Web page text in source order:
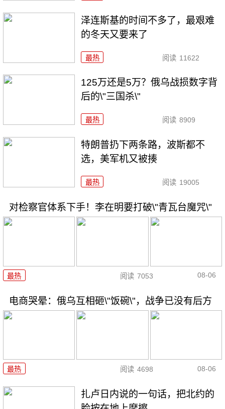
泽连斯基的时间不多了，最艰难
的冬天又要来了
最热 阅读 11622
125万还是5万？俄乌战损数字背
后的\"三国杀\"
最热 阅读 8909
特朗普扔下两条路，波斯都不
选，美军机又被揍
最热 阅读 19005
对检察官体系下手！李在明要打破\"青瓦台魔咒\"
最热 阅读 7053 08-06
电商哭晕：俄乌互相砸\"饭碗\"，战争已没有后方
最热 阅读 4698 08-06
扎卢日内说的一句话，把北约的